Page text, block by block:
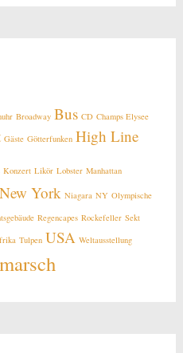
Broadway Bus CD Champs Elysee
Gäste Götterfunken High Line
Konzert Likör Lobster Manhattan
New York Niagara NY Olympische
Regencapes Rockefeller Sekt
Tulpen USA Weltausstellung